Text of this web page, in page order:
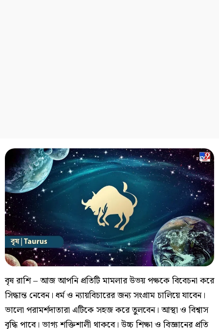
বৃষ রাশি – আজ আপনি প্রতিটি মামলার উভয় পক্ষকে বিবেচনা করে
সিদ্ধান্ত নেবেন। ধর্ম ও ন্যায়বিচারের জন্য সংগ্রাম চালিয়ে যাবেন।
ভালো পরামর্শদাতারা এটিকে সহজ করে তুলবেন। আস্থা ও বিশ্বাস
বৃদ্ধি পাবে। ভাগ্য শক্তিশালী থাকবে। উচ্চ শিক্ষা ও বিজ্ঞানের প্রতি